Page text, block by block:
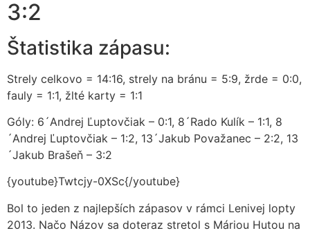
3:2
Štatistika zápasu:
Strely celkovo = 14:16, strely na bránu = 5:9, žrde = 0:0,
fauly = 1:1, žlté karty = 1:1
Góly: 6´Andrej Ľuptovčiak – 0:1, 8´Rado Kulík – 1:1, 8
´Andrej Ľuptovčiak – 1:2, 13´Jakub Považanec – 2:2, 13
´Jakub Brašeň – 3:2
{youtube}Twtcjy-0XSc{/youtube}
Bol to jeden z najlepších zápasov v rámci Lenivej lopty
2013. Načo Názov sa doteraz stretol s Máriou Hutou na